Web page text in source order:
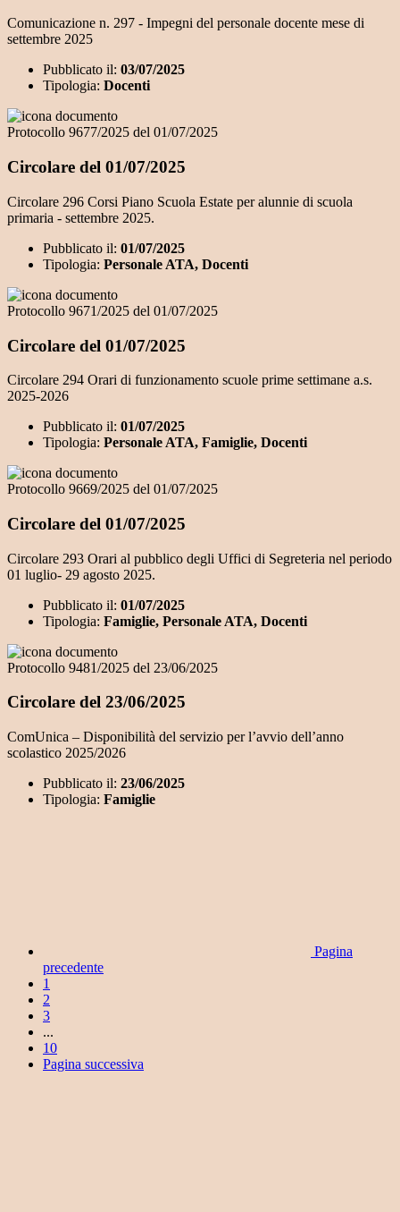
Comunicazione n. 297 - Impegni del personale docente mese di
settembre 2025
Pubblicato il: 03/07/2025
Tipologia: Docenti
Protocollo 9677/2025 del 01/07/2025
Circolare del 01/07/2025
Circolare 296 Corsi Piano Scuola Estate per alunnie di scuola
primaria - settembre 2025.
Pubblicato il: 01/07/2025
Tipologia: Personale ATA, Docenti
Protocollo 9671/2025 del 01/07/2025
Circolare del 01/07/2025
Circolare 294 Orari di funzionamento scuole prime settimane a.s.
2025-2026
Pubblicato il: 01/07/2025
Tipologia: Personale ATA, Famiglie, Docenti
Protocollo 9669/2025 del 01/07/2025
Circolare del 01/07/2025
Circolare 293 Orari al pubblico degli Uffici di Segreteria nel periodo
01 luglio- 29 agosto 2025.
Pubblicato il: 01/07/2025
Tipologia: Famiglie, Personale ATA, Docenti
Protocollo 9481/2025 del 23/06/2025
Circolare del 23/06/2025
ComUnica – Disponibilità del servizio per l’avvio dell’anno
scolastico 2025/2026
Pubblicato il: 23/06/2025
Tipologia: Famiglie
Pagina
precedente
1
2
3
...
10
Pagina successiva